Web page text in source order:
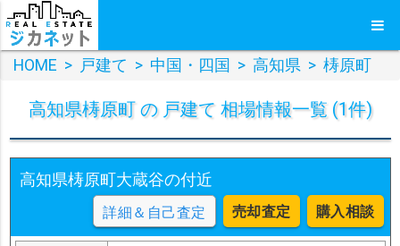
HOME > 戸建て > 中国・四国 > 高知県 > 梼原町
高知県梼原町 の 戸建て 相場情報一覧 (1件)
高知県梼原町大蔵谷の付近
詳細＆自己査定 売却査定 購入相談